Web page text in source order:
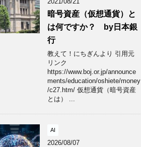
暗号資産（仮想通貨）と
は何ですか？ by日本銀
行
教えて！にちぎんより 引用元
リンク
https://www.boj.or.jp/announce
ments/education/oshiete/money
/c27.htm/ 仮想通貨（暗号資産
とは） ...
AI
2026/08/07